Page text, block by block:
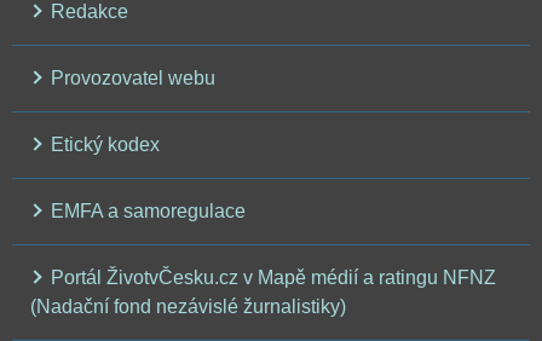
Redakce
Provozovatel webu
Etický kodex
EMFA a samoregulace
Portál ŽivotvČesku.cz v Mapě médií a ratingu NFNZ
(Nadační fond nezávislé žurnalistiky)